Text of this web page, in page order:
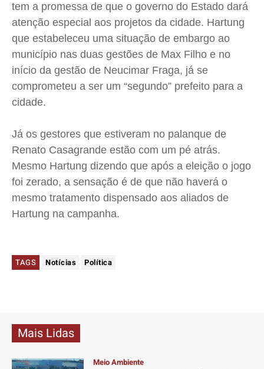
tem a promessa de que o governo do Estado dará
atenção especial aos projetos da cidade. Hartung
que estabeleceu uma situação de embargo ao
município nas duas gestões de Max Filho e no
início da gestão de Neucimar Fraga, já se
comprometeu a ser um “segundo” prefeito para a
cidade.
Já os gestores que estiveram no palanque de
Renato Casagrande estão com um pé atrás.
Mesmo Hartung dizendo que após a eleição o jogo
foi zerado, a sensação é de que não haverá o
mesmo tratamento dispensado aos aliados de
Hartung na campanha.
TAGS Notícias Política
Mais Lidas
Meio Ambiente